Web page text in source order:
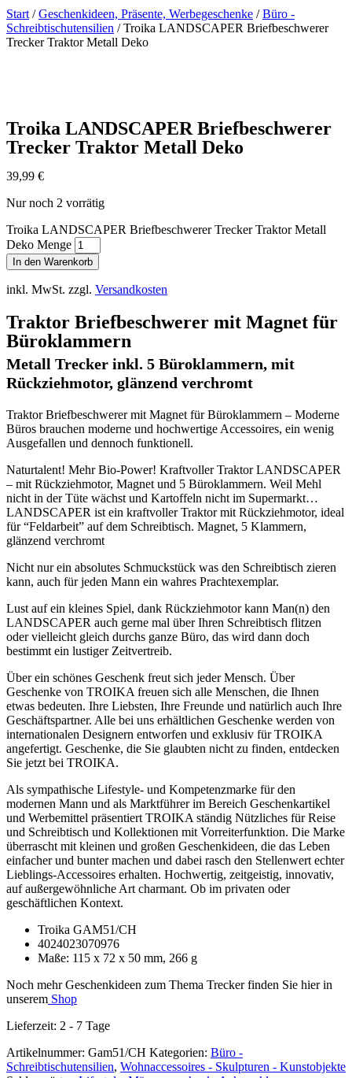
Start /Geschenkideen, Präsente, Werbegeschenke /Büro -
Schreibtischutensilien / Troika LANDSCAPER Briefbeschwerer
Trecker Traktor Metall Deko
Troika LANDSCAPER Briefbeschwerer
Trecker Traktor Metall Deko
39,99 €
Nur noch 2 vorrätig
Troika LANDSCAPER Briefbeschwerer Trecker Traktor Metall
Deko Menge
In den Warenkorb
inkl. MwSt. zzgl. Versandkosten
Traktor Briefbeschwerer mit Magnet für
Büroklammern
Metall Trecker inkl. 5 Büroklammern, mit
Rückziehmotor, glänzend verchromt
Traktor Briefbeschwerer mit Magnet für Büroklammern – Moderne
Büros brauchen moderne und hochwertige Accessoires, ein wenig
Ausgefallen und dennoch funktionell.
Naturtalent! Mehr Bio-Power! Kraftvoller Traktor LANDSCAPER
– mit Rückziehmotor, Magnet und 5 Büroklammern. Weil Mehl
nicht in der Tüte wächst und Kartoffeln nicht im Supermarkt…
LANDSCAPER ist ein kraftvoller Traktor mit Rückziehmotor, ideal
für “Feldarbeit” auf dem Schreibtisch. Magnet, 5 Klammern,
glänzend verchromt
Nicht nur ein absolutes Schmuckstück was den Schreibtisch zieren
kann, auch für jeden Mann ein wahres Prachtexemplar.
Lust auf ein kleines Spiel, dank Rückziehmotor kann Man(n) den
LANDSCAPER auch gerne mal über Ihren Schreibtisch flitzen
oder vielleicht gleich durchs ganze Büro, das wird dann doch
bestimmt ein lustiger Zeitvertreib.
Über ein schönes Geschenk freut sich jeder Mensch. Über
Geschenke von TROIKA freuen sich alle Menschen, die Ihnen
etwas bedeuten. Ihre Liebsten, Ihre Freunde und natürlich auch Ihre
Geschäftspartner. Alle bei uns erhältlichen Geschenke werden von
internationalen Designern entworfen und exklusiv für TROIKA
angefertigt. Geschenke, die Sie glaubten nicht zu finden, entdecken
Sie jetzt bei TROIKA.
Als sympathische Lifestyle- und Kompetenzmarke für den
modernen Mann und als Marktführer im Bereich Geschenkartikel
und Werbemittel präsentiert TROIKA ständig Nützliches für Reise
und Schreibtisch und Kollektionen mit Vorreiterfunktion. Die Marke
überrascht mit kleinen und großen Geschenkideen, die das Leben
einfacher und bunter machen und dabei rasch den Stellenwert echter
Lieblings-Accessoires erhalten. Hochwertig, zeitgeistig, innovativ,
auf außergewöhnliche Art charmant. Ob im privaten oder
geschäftlichen Kontext.
Troika GAM51/CH
4024023070976
Maße: 115 x 72 x 50 mm, 266 g
Noch mehr Geschenkideen zum Thema Trecker finden Sie hier in
unserem Shop
Lieferzeit: 2 - 7 Tage
Artikelnummer: Gam51/CH Kategorien: Büro -
Schreibtischutensilien, Wohnaccessoires - Skulpturen - Kunstobjekte